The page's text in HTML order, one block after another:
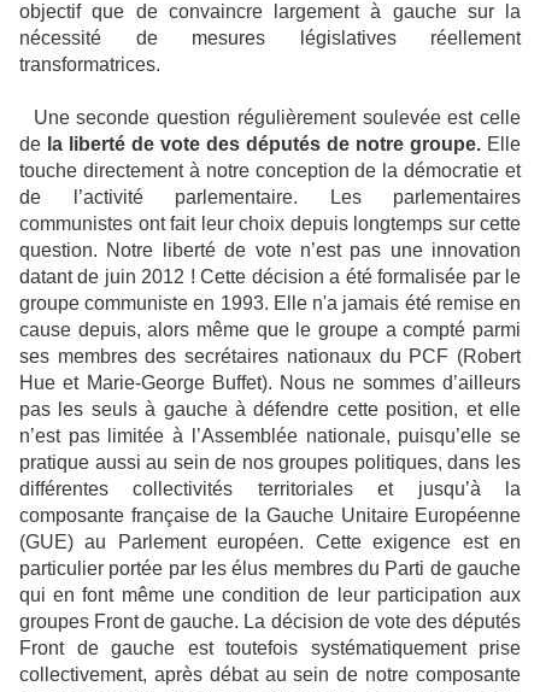
objectif que de convaincre largement à gauche sur la
nécessité de mesures législatives réellement
transformatrices.
Une seconde question régulièrement soulevée est celle
de la liberté de vote des députés de notre groupe. Elle
touche directement à notre conception de la démocratie et
de l’activité parlementaire. Les parlementaires
communistes ont fait leur choix depuis longtemps sur cette
question. Notre liberté de vote n’est pas une innovation
datant de juin 2012 ! Cette décision a été formalisée par le
groupe communiste en 1993. Elle n'a jamais été remise en
cause depuis, alors même que le groupe a compté parmi
ses membres des secrétaires nationaux du PCF (Robert
Hue et Marie-George Buffet). Nous ne sommes d’ailleurs
pas les seuls à gauche à défendre cette position, et elle
n’est pas limitée à l’Assemblée nationale, puisqu’elle se
pratique aussi au sein de nos groupes politiques, dans les
différentes collectivités territoriales et jusqu’à la
composante française de la Gauche Unitaire Européenne
(GUE) au Parlement européen. Cette exigence est en
particulier portée par les élus membres du Parti de gauche
qui en font même une condition de leur participation aux
groupes Front de gauche. La décision de vote des députés
Front de gauche est toutefois systématiquement prise
collectivement, après débat au sein de notre composante